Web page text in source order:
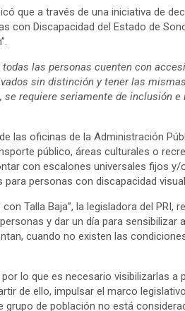
que a través de una iniciativa de
con Discapacidad del Estado de
las personas cuenten con
sin distinción y tener las
requiere seriamente de inclusión e
las oficinas de la Administración
público, áreas culturales o
con escalones universales fijos y/
personas con discapacidad
Talla Baja”, la legisladora del PRI,
y dar un día para sensibilizar
cuando no existen las
lo que es necesario visibilizarlas a
de ello, impulsar el marco
de población no está